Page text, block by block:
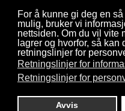
For å kunne gi deg en
mulig, bruker vi
nettsiden. Om du vil vite
lagrer og hvorfor, så kan
retningslinjer for
Retningslinjer for
Retningslinjer for
Avvis
Skip to main content